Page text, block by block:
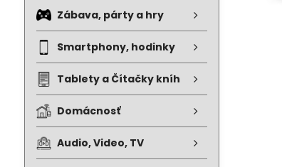
Zábava, párty a hry
Smartphony, hodinky
Tablety a Čítačky kníh
Domácnosť
Audio, Video, TV